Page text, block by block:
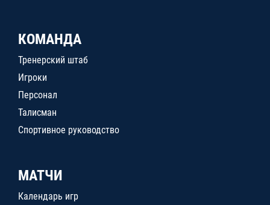
КОМАНДА
Тренерский штаб
Игроки
Персонал
Талисман
Спортивное руководство
МАТЧИ
Календарь игр